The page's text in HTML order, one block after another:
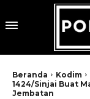
Beranda Kodim
1424/Sinjai Buat
Jembatan